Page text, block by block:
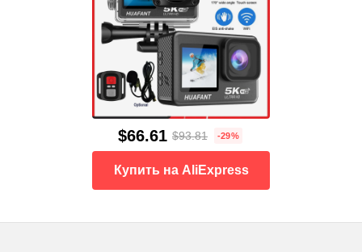
$66.61 $93.81 -29%
Купить на AliExpress